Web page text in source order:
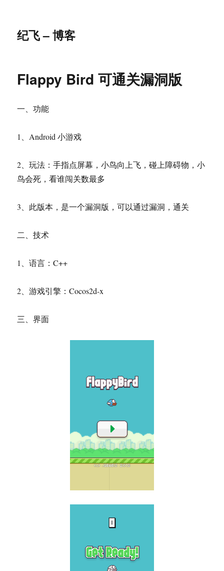
纪飞 – 博客
Flappy Bird 可通关漏洞版
一、功能
1、Android 小游戏
2、玩法：手指点屏幕，小鸟向上飞，碰上障碍物，小
鸟会死，看谁闯关数最多
3、此版本，是一个漏洞版，可以通过漏洞，通关
二、技术
1、语言：C++
2、游戏引擎：Cocos2d-x
三、界面